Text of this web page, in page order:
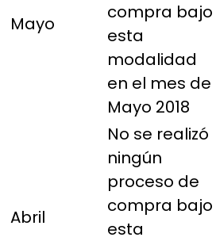
Mayo
compra bajo
esta
modalidad
en el mes de
Mayo 2018
Abril
No se realizó
ningún
proceso de
compra bajo
esta